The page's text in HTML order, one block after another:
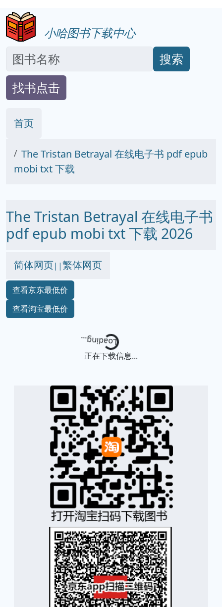
小哈图书下载中心
搜索
找书点击
首页
The Tristan Betrayal 在线电子书 pdf epub
mobi txt 下载
The Tristan Betrayal 在线电子书
pdf epub mobi txt 下载 2026
简体网页||繁体网页
查看京东最低价
查看淘宝最低价
Loading...
正在下载信息...